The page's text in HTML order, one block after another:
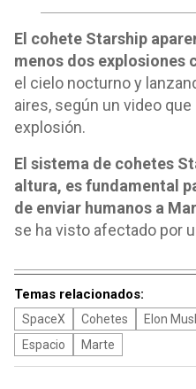
El cohete Starship
menos dos explosiones
el cielo nocturno y
aires, según un video
explosión.
El sistema de cohetes
altura, es fundamental
de enviar humanos a
se ha visto afectado por
Temas relacionados:
SpaceX Cohetes Elon
Espacio
Marte